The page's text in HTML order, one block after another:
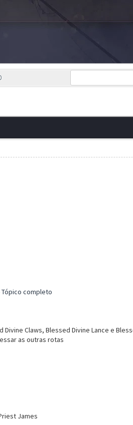
Tópico completo
Claws, Blessed Divine Lance e
as outras rotas
James